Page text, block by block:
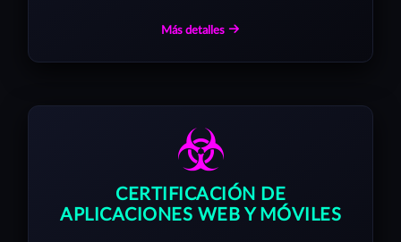
Más detalles
CERTIFICACIÓN DE
APLICACIONES WEB Y MÓVILES